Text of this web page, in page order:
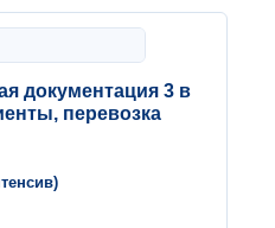
документация 3 в
перевозка